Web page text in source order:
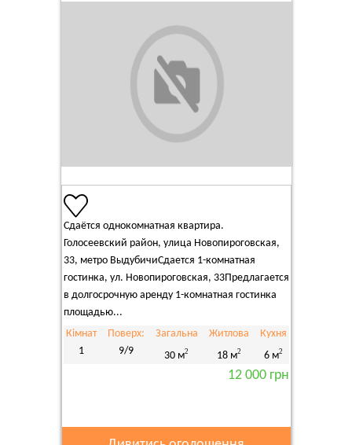
Сдаётся однокомнатная квартира.
Голосеевский район, улица Новопироговская,
33, метро ВыдубичиСдается 1-комнатная
гостинка, ул. Новопироговская, 33Предлагается
в долгосрочную аренду 1-комнатная гостинка
площадью...
Кімнат
1
Поверх:
9/9
Загальна
30 м2
Житлова
18 м2
Кухня
6 м2
12 000 грн